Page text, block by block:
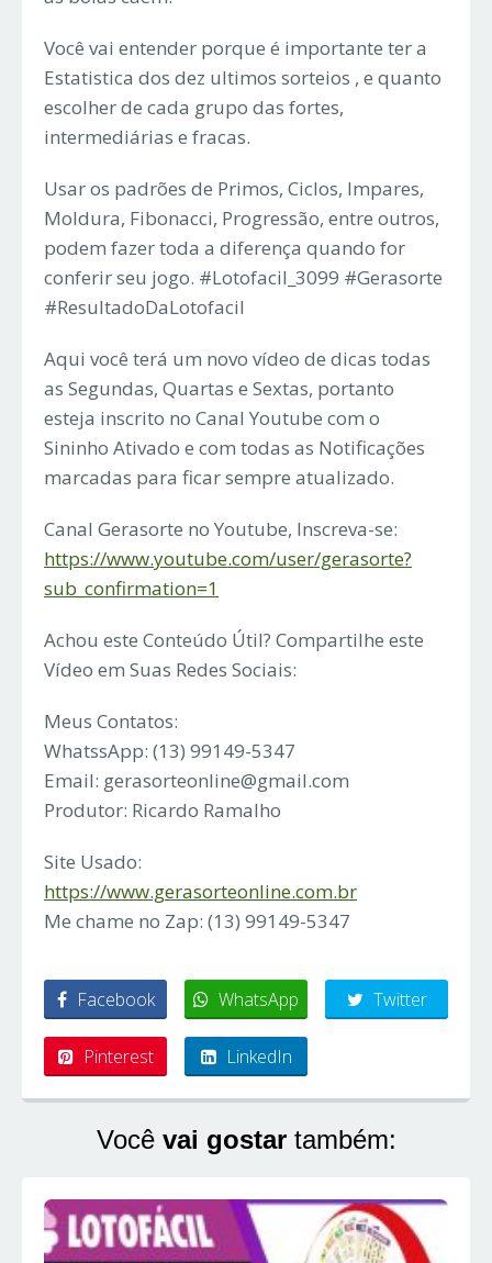
Você vai entender porque é importante ter a
Estatistica dos dez ultimos sorteios , e quanto
escolher de cada grupo das fortes,
intermediárias e fracas.
Usar os padrões de Primos, Ciclos, Impares,
Moldura, Fibonacci, Progressão, entre outros,
podem fazer toda a diferença quando for
conferir seu jogo. #Lotofacil_3099 #Gerasorte
#ResultadoDaLotofacil
Aqui você terá um novo vídeo de dicas todas
as Segundas, Quartas e Sextas, portanto
esteja inscrito no Canal Youtube com o
Sininho Ativado e com todas as Notificações
marcadas para ficar sempre atualizado.
Canal Gerasorte no Youtube, Inscreva-se:
https://www.youtube.com/user/gerasorte?
sub_confirmation=1
Achou este Conteúdo Útil? Compartilhe este
Vídeo em Suas Redes Sociais:
Meus Contatos:
WhatssApp: (13) 99149-5347
Email: gerasorteonline@gmail.com
Produtor: Ricardo Ramalho
Site Usado:
https://www.gerasorteonline.com.br
Me chame no Zap: (13) 99149-5347
Facebook WhatsApp Twitter
Pinterest LinkedIn
Você vai gostartambém: